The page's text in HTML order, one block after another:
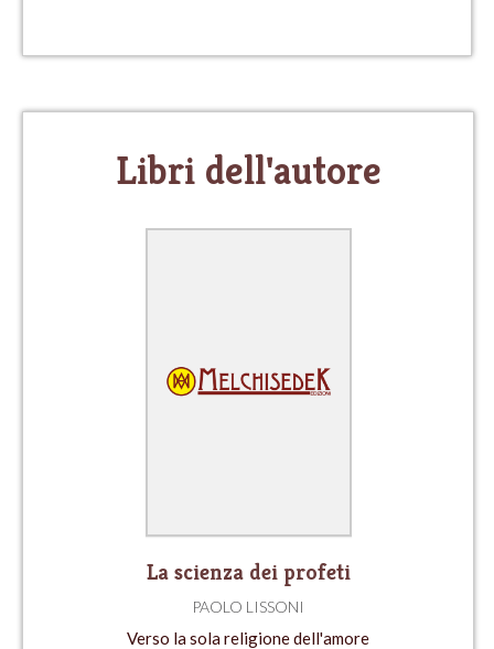
Libri dell'autore
La scienza dei profeti
PAOLO LISSONI
Verso la sola religione dell'amore